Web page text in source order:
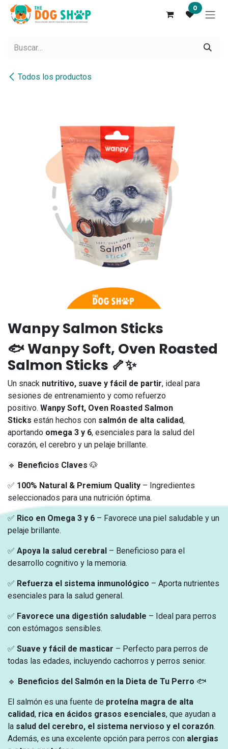
Ir al contenido 0
Todos los productos
Wanpy Salmon Sticks
🐟Wanpy Soft, Oven Roasted
Salmon Sticks 🦴✨
Un snack nutritivo, suave y fácil de partir, ideal para
sesiones de entrenamiento y como refuerzo
positivo. Wanpy Soft, Oven Roasted Salmon
Sticks están hechos con salmón de alta calidad,
aportando omega 3 y 6, esenciales para la salud del
corazón, el cerebro y un pelaje brillante.
🔹 Beneficios Claves 🐶
✅ 100% Natural & Premium Quality – Ingredientes
seleccionados para una nutrición óptima.
✅ Rico en Omega 3 y 6 – Favorece una piel saludable y un
pelaje brillante.
✅ Apoya la salud cerebral – Beneficioso para el
desarrollo cognitivo y la memoria.
✅ Refuerza el sistema inmunológico – Aporta nutrientes
esenciales para la salud general.
✅ Favorece una digestión saludable – Ideal para perros
con estómagos sensibles.
✅ Suave y fácil de masticar – Perfecto para perros de
todas las edades, incluyendo cachorros y perros senior.
🔹 Beneficios del Salmón en la Dieta de Tu Perro 🐟
El salmón es una fuente de proteína magra de alta
calidad, rica en ácidos grasos esenciales, que ayudan a
la salud del cerebro, el sistema nervioso y el corazón.
Además, es una excelente opción para perros con alergias